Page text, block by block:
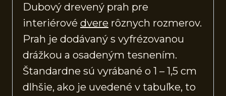
Dubový drevený prah pre
interiérové dvere rôznych rozmerov.
Prah je dodávaný s vyfrézovanou
drážkou a osadeným tesnením.
Štandardne sú vyrábané o 1 – 1,5 cm
dlhšie, ako je uvedené v tabuľke, to